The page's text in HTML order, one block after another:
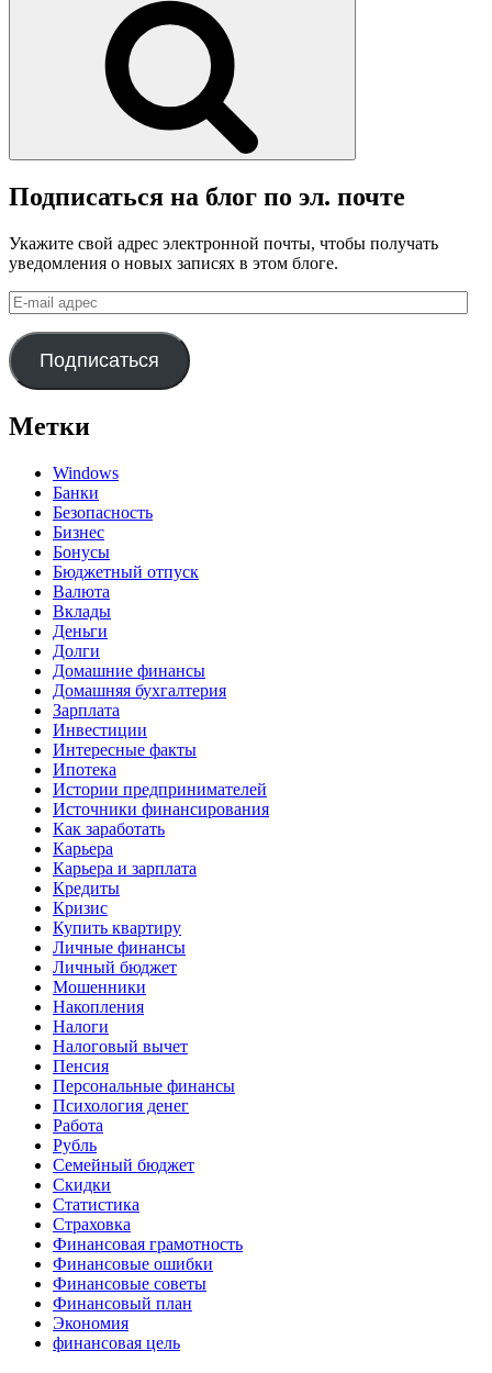
Подписаться на блог по эл. почте
Укажите свой адрес электронной почты, чтобы получать
уведомления о новых записях в этом блоге.
E-
mail
адрес
Подписаться
Метки
Windows
Банки
Безопасность
Бизнес
Бонусы
Бюджетный отпуск
Валюта
Вклады
Деньги
Долги
Домашние финансы
Домашняя бухгалтерия
Зарплата
Инвестиции
Интересные факты
Ипотека
Истории предпринимателей
Источники финансирования
Как заработать
Карьера
Карьера и зарплата
Кредиты
Кризис
Купить квартиру
Личные финансы
Личный бюджет
Мошенники
Накопления
Налоги
Налоговый вычет
Пенсия
Персональные финансы
Психология денег
Работа
Рубль
Семейный бюджет
Скидки
Статистика
Страховка
Финансовая грамотность
Финансовые ошибки
Финансовые советы
Финансовый план
Экономия
финансовая цель